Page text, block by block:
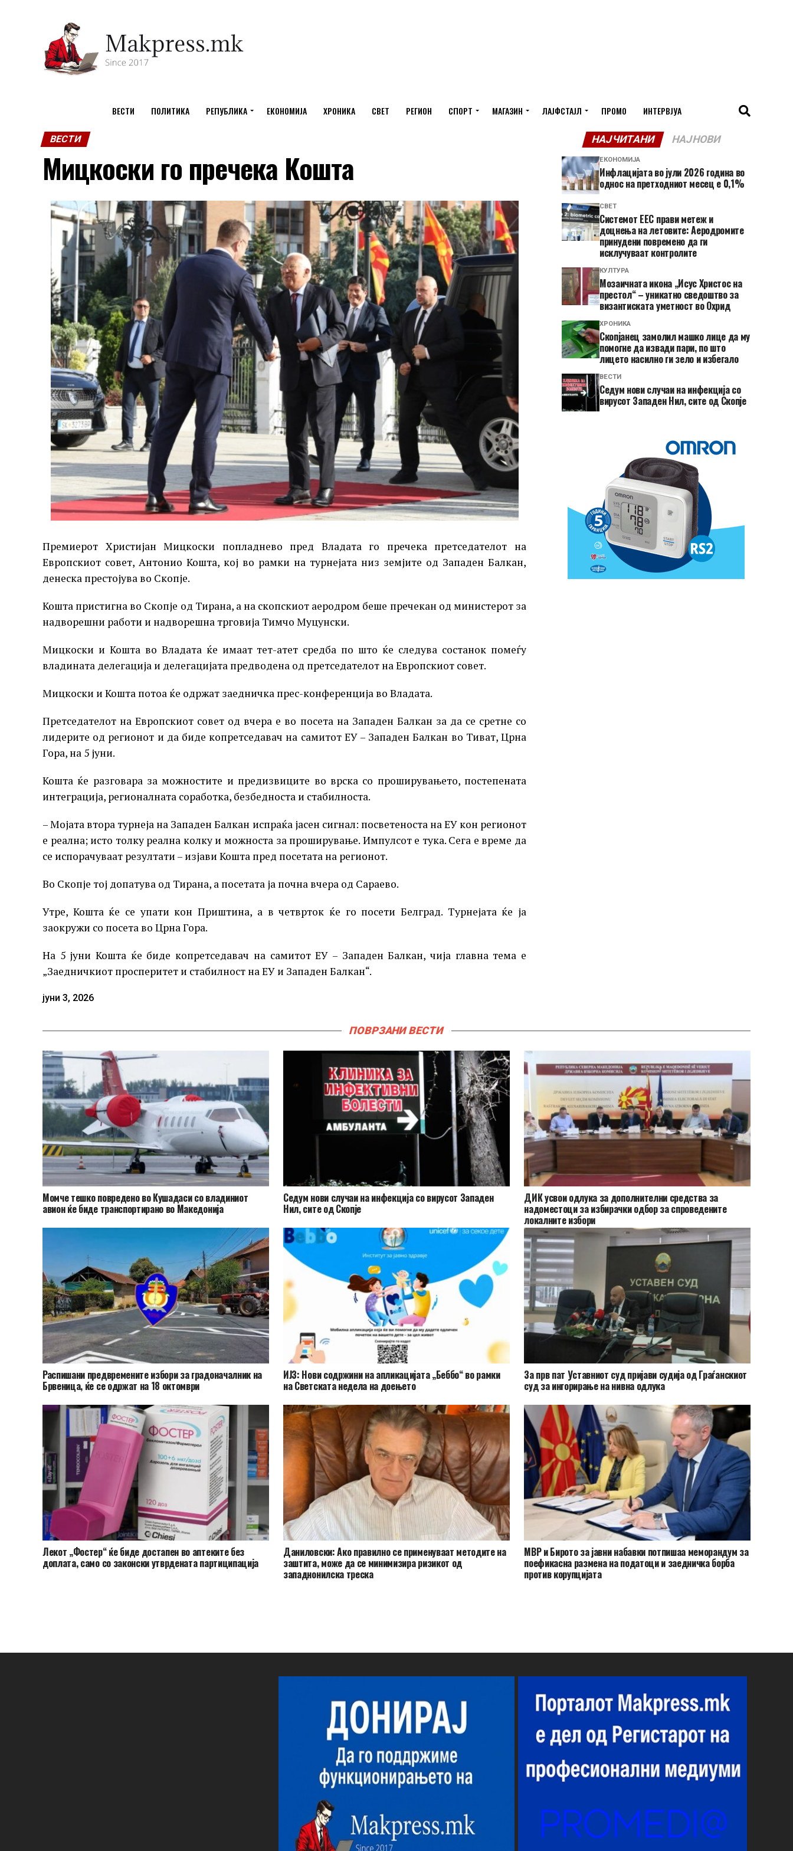
ВЕСТИ ПОЛИТИКА РЕПУБЛИКА ЕКОНОМИЈА ХРОНИКА СВЕТ РЕГИОН СПОРТ МАГАЗИН ЛАЈФСТАЈЛ ПРОМО ИНТЕРВЈУА
ВЕСТИ
Мицкоски го пречека Кошта
Премиерот Христијан Мицкоски попладнево пред Владата го пречека претседателот на
Европскиот совет, Антонио Кошта, кој во рамки на турнејата низ земјите од Западен Балкан,
денеска престојува во Скопје.
Кошта пристигна во Скопје од Тирана, а на скопскиот аеродром беше пречекан од министерот за
надворешни работи и надворешна трговија Тимчо Муцунски.
Мицкоски и Кошта во Владата ќе имаат тет-атет средба по што ќе следува состанок помеѓу
владината делегација и делегацијата предводена од претседателот на Европскиот совет.
Мицкоски и Кошта потоа ќе одржат заедничка прес-конференција во Владата.
Претседателот на Европскиот совет од вчера е во посета на Западен Балкан за да се сретне со
лидерите од регионот и да биде копретседавач на самитот ЕУ – Западен Балкан во Тиват, Црна
Гора, на 5 јуни.
Кошта ќе разговара за можностите и предизвиците во врска со проширувањето, постепената
интеграција, регионалната соработка, безбедноста и стабилноста.
– Мојата втора турнеја на Западен Балкан испраќа јасен сигнал: посветеноста на ЕУ кон регионот
е реална; исто толку реална колку и можноста за проширување. Импулсот е тука. Сега е време да
се испорачуваат резултати – изјави Кошта пред посетата на регионот.
Во Скопје тој допатува од Тирана, а посетата ја почна вчера од Сараево.
Утре, Кошта ќе се упати кон Приштина, а в четврток ќе го посети Белград. Турнејата ќе ја
заокружи со посета во Црна Гора.
На 5 јуни Кошта ќе биде копретседавач на самитот ЕУ – Западен Балкан, чија главна тема е
„Заедничкиот просперитет и стабилност на ЕУ и Западен Балкан“.
јуни 3, 2026
НАЈЧИТАНИ НАЈНОВИ
ЕКОНОМИЈА
Инфлацијата во јули 2026 година во
однос на претходниот месец е 0,1%
СВЕТ
Системот ЕЕС прави метеж и
доцнења на летовите: Аеродромите
принудени повремено да ги
исклучуваат контролите
КУЛТУРА
Мозаичната икона „Исус Христос на
престол“ – уникатно сведоштво за
византиската уметност во Охрид
ХРОНИКА
Скопјанец замолил машко лице да му
помогне да извади пари, по што
лицето насилно ги зело и избегало
ВЕСТИ
Седум нови случаи на инфекција со
вирусот Западен Нил, сите од Скопје
ПОВРЗАНИ ВЕСТИ
Момче тешко повредено во Кушадаси со владиниот
авион ќе биде транспортирано во Македонија
Седум нови случаи на инфекција со вирусот Западен
Нил, сите од Скопје
ДИК усвои одлука за дополнителни средства за
надоместоци за избирачки одбор за спроведените
локалните избори
Распишани предвремените избори за градоначалник на
Брвеница, ќе се одржат на 18 октомври
ИЈЗ: Нови содржини на апликацијата „Беббо“ во рамки
на Светската недела на доењето
За прв пат Уставниот суд пријави судија од Граѓанскиот
суд за ингорирање на нивна одлука
Лекот „Фостер“ ќе биде достапен во аптеките без
доплата, само со законски утврдената партиципација
Даниловски: Ако правилно се применуваат методите на
заштита, може да се минимизира ризикот од
западнонилска треска
МВР и Бирото за јавни набавки потпишаа меморандум за
поефикасна размена на податоци и заедничка борба
против корупцијата